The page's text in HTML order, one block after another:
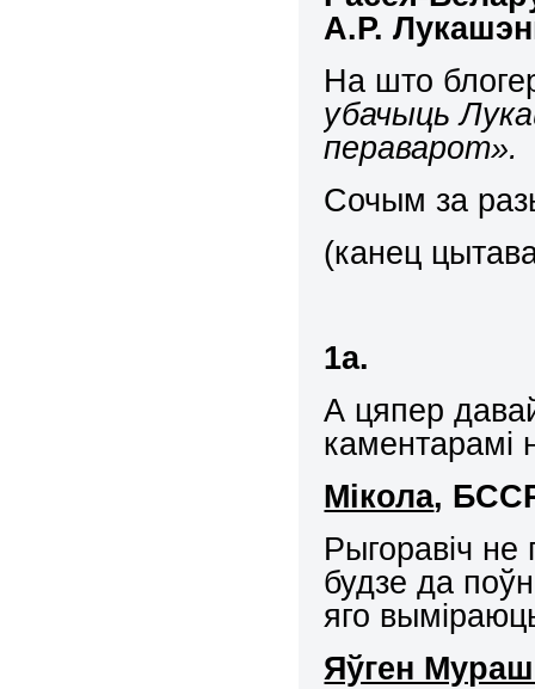
А.Р.
На што
убачыць
пераварот».
Сочым за
(канец
1а.
А цяпер
каментарамі
Мікола,
Рыгоравіч не
будзе да
яго
Яўген